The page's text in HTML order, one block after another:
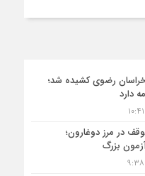
خراسان رضوی کشیده شد؛
دارد
در مرز دوغارون؛
بزرگ